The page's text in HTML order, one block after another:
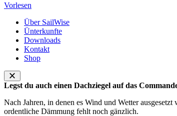
Vorlesen
Über SailWise
Ünterkunfte
Downloads
Kontakt
Shop
Legst du auch einen Dachziegel auf das
Nach Jahren, in denen es Wind und Wetter
ordentliche Dämmung fehlt noch gänzlich.